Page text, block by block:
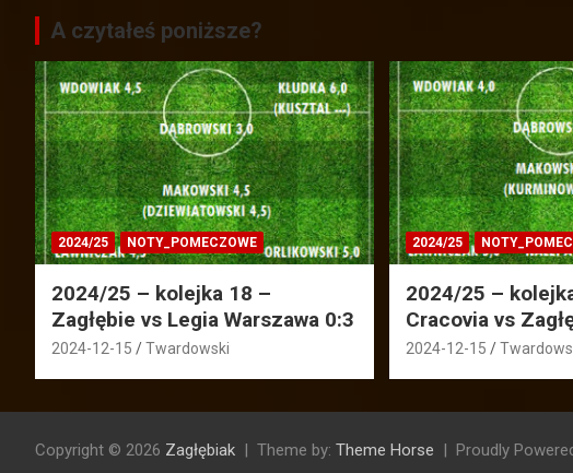
A czytałeś poniższe?
2024/25 NOTY_POMECZOWE
2024/25 – kolejka 18 –
Zagłębie vs Legia Warszawa 0:3
2024-12-15 Twardowski
2024/25
2024/25 –
Cracovia vs
2024-12-15
Copyright © 2026 Zagłębiak Theme by: Theme Horse Proudly